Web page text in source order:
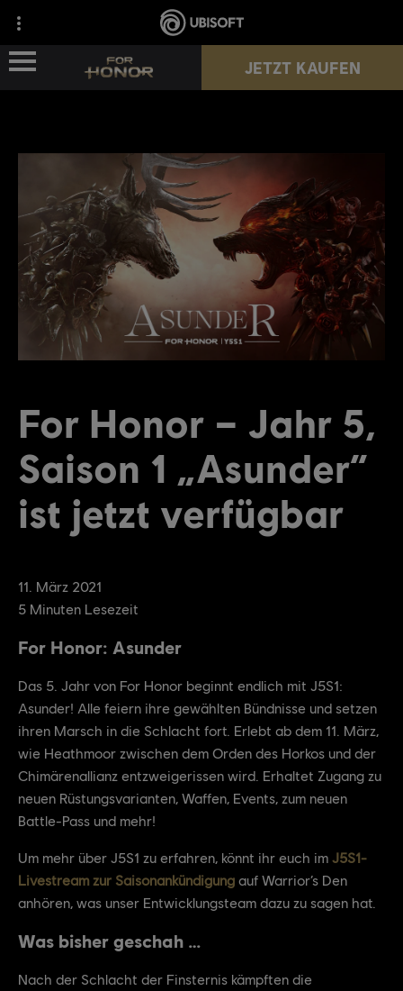
HELDEN
PÄSSE
NEUE SAISON
HILFE
JETZT KAUFEN
11 März 2021
5 Minuten Lesezeit
For Honor – Jahr 5,
Saison 1 „Asunder“
ist jetzt verfügbar
For Honor: Asunder
Das 5. Jahr von For Honor beginnt endlich mit J5S1:
Asunder! Alle feiern ihre gewählten Bündnisse und setzen
ihren Marsch in die Schlacht fort. Erlebt ab dem 11. März,
wie Heathmoor zwischen dem Orden des Horkos und der
Chimärenallianz entzweigerissen wird. Erhaltet Zugang zu
neuen Rüstungsvarianten, Waffen, Events, zum neuen
Battle-Pass und mehr!
Um mehr über J5S1 zu erfahren, könnt ihr euch im J5S1-
Livestream zur Saisonankündigung auf Warrior’s Den
anhören, was unser Entwicklungsteam dazu zu sagen hat.
Was bisher geschah …
Nach der Schlacht der Finsternis kämpften die